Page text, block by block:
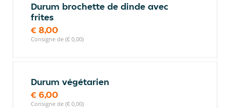
Durum brochette de dinde avec
frites
€ 8,00
Consigne de (€ 0,00)
Durum végétarien
€ 6,00
Consigne de (€ 0,00)